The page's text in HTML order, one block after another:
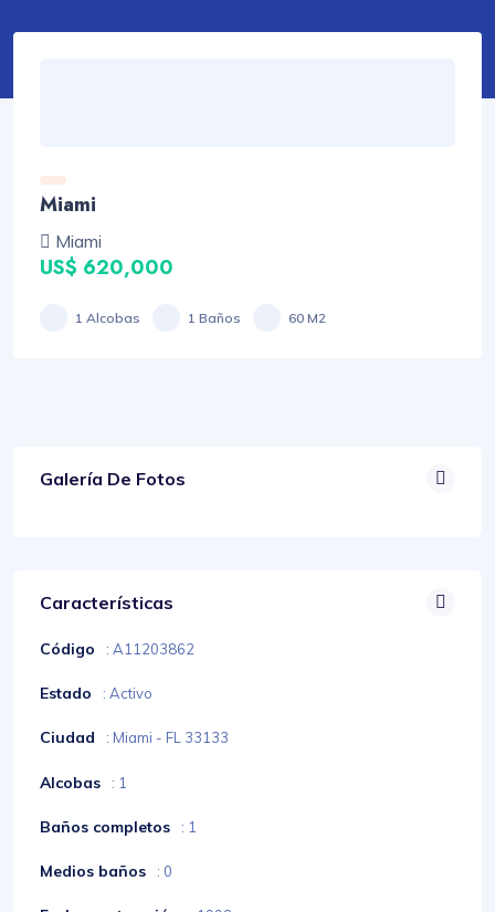
Miami
Miami
US$ 620,000
1 Alcobas 1 Baños 60 M2
Galería De Fotos
Características
Código : A11203862
Estado : Activo
Ciudad : Miami - FL 33133
Alcobas : 1
Baños completos : 1
Medios baños : 0